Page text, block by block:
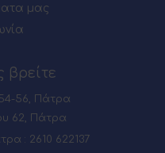
μας
βρείτε
56, Πάτρα
62, Πάτρα
: 2610 622137